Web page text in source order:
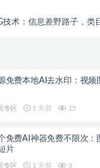
术：信息差野路子，类
免费本地AI去水印：视频
专区 1 天前 15
免费AI神器免费不限次：
片
专区 1 天前 5